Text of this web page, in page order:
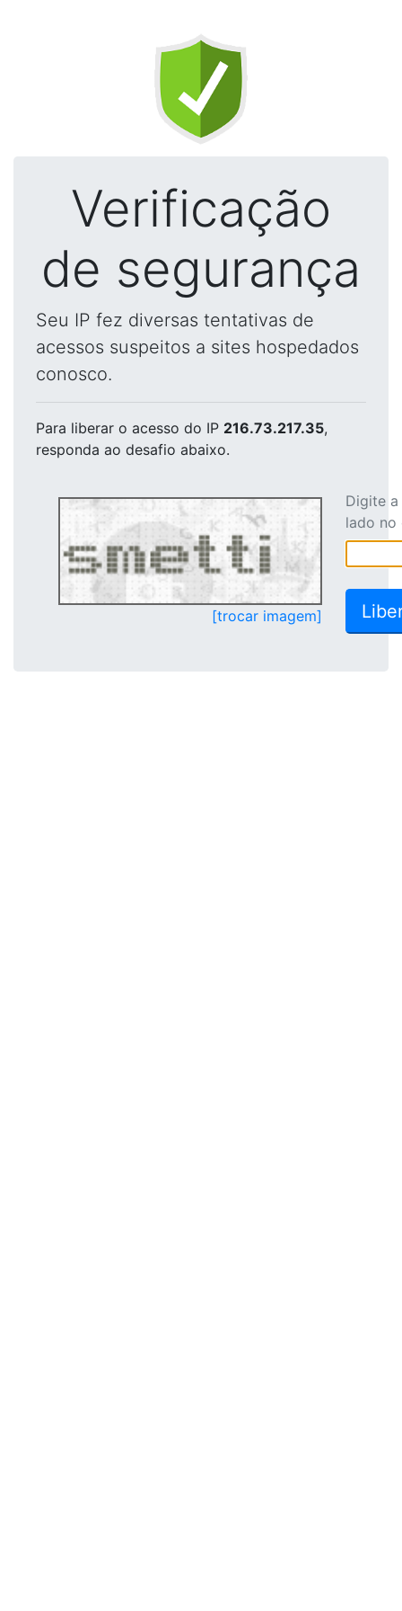
Verificação
de segurança
Seu IP fez diversas tentativas de
acessos suspeitos a sites hospedados
conosco.
Para liberar o acesso do IP 216.73.217.35,
responda ao desafio abaixo.
[trocar imagem]
Digite
lado no